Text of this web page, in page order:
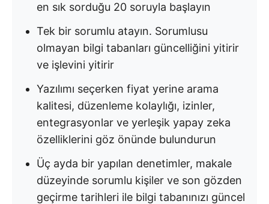
en sık sorduğu 20 soruyla başlayın
Tek bir sorumlu atayın. Sorumlusu
olmayan bilgi tabanları güncelliğini yitirir
ve işlevini yitirir
Yazılımı seçerken fiyat yerine arama
kalitesi, düzenleme kolaylığı, izinler,
entegrasyonlar ve yerleşik yapay zeka
özelliklerini göz önünde bulundurun
Üç ayda bir yapılan denetimler, makale
düzeyinde sorumlu kişiler ve son gözden
geçirme tarihleri ile bilgi tabanınızı güncel